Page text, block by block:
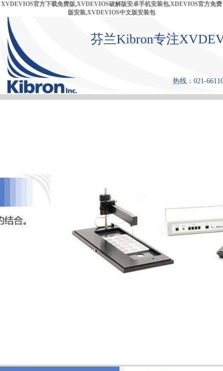
XVDEVIOS官方下载免费版,XVDEVIOS破解版安卓手机安装包,XDEVIOS官方免费
版安装,XVDEVIOS中文版安装包
芬兰Kibron专注
热线：021-
首 页 产品中心 张力仪